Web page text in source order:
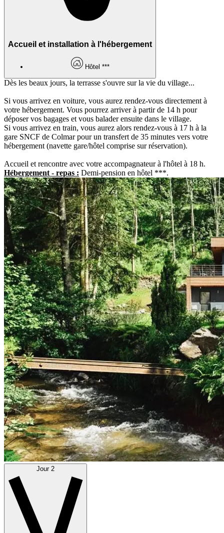
Accueil et installation à l'hébergement
Hôtel ***
Dès les beaux jours, la terrasse s'ouvre sur la vie du village...
Si vous arrivez en voiture, vous aurez rendez-vous directement à
votre hébergement. Vous pourrez arriver à partir de 14 h pour
déposer vos bagages et vous balader ensuite dans le village.
Si vous arrivez en train, vous aurez alors rendez-vous à 17 h à la
gare SNCF de Colmar pour un transfert de 35 minutes vers votre
hébergement (navette gare/hôtel comprise sur réservation).
Accueil et rencontre avec votre accompagnateur à l'hôtel à 18 h.
Hébergement - repas : Demi-pension en hôtel ***.
Jour 2